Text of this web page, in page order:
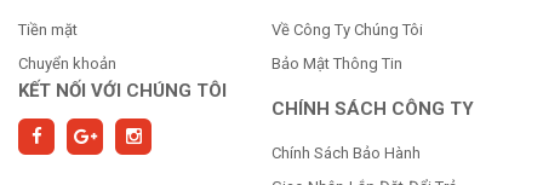
Tiền mặt
Chuyển khoản
KẾT NỐI VỚI CHÚNG TÔI
Về Công Ty Chúng Tôi
Bảo Mật Thông Tin
CHÍNH SÁCH CÔNG TY
Chính Sách Bảo Hành